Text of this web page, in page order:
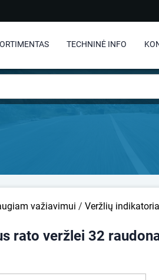
TECHNINĖ INFO
važiavimui / Veržlių
rato veržlei 32